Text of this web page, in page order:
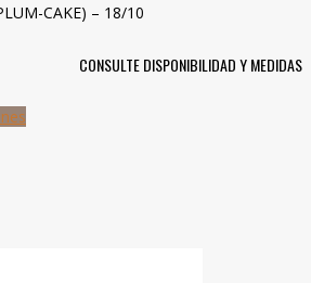
CAKE) – 18/10
CONSULTE DISPONIBILIDAD Y MEDIDAS